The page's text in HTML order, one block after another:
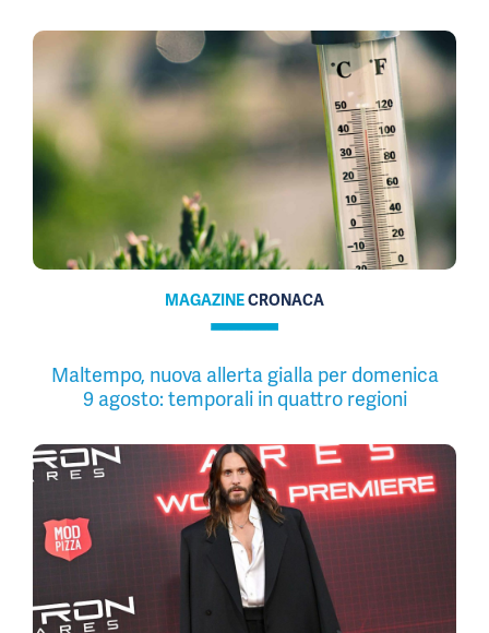
MAGAZINECRONACA
Maltempo, nuova allerta gialla per domenica
9 agosto: temporali in quattro regioni